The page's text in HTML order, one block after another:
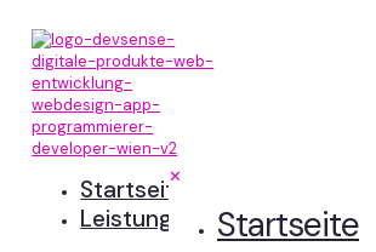
✕
Startseite
Startseite
Leistungen